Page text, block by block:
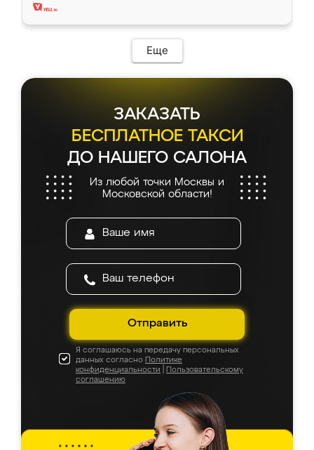
Еще
ЗАКАЗАТЬ
БЕСПЛАТНОЕ ТАКСИ
ДО НАШЕГО САЛОНА
Из любой точки Москвы и
Московской области!
Отправить
Я соглашаюсь на передачу персональных
данных согласно Политике
конфиденциальности
Пользовательскому
соглашению